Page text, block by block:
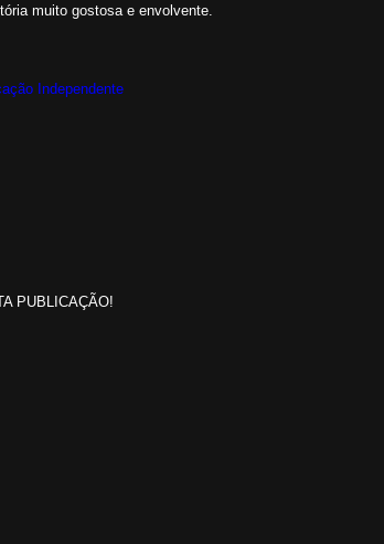
muito gostosa e envolvente.
Independente
PUBLICAÇÃO!